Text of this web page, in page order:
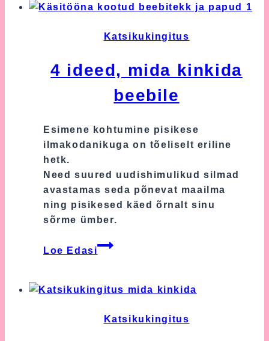
Katsikukingitus
4 ideed, mida kinkida
beebile
Esimene kohtumine pisikese
ilmakodanikuga on tõeliselt eriline
hetk.
Need suured uudishimulikud silmad
avastamas seda põnevat maailma
ning pisikesed käed õrnalt sinu
sõrme ümber.
Loe Edasi
4
kinkida
Katsikukingitus